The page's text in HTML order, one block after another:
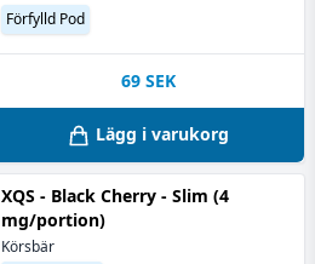
Förfylld Pod
69 SEK
Lägg i varukorg
XQS - Black Cherry - Slim (4
mg/portion)
Körsbär